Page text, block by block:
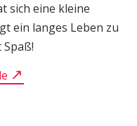
sich eine kleine
ein langes Leben zu